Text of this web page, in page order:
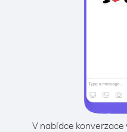
V nabídce konverzace